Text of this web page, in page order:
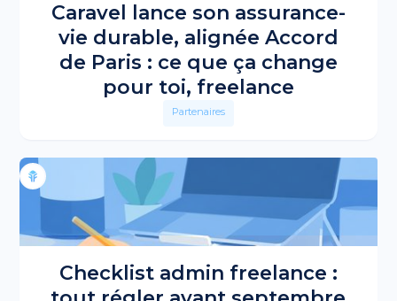
Caravel lance son assurance-
vie durable, alignée Accord
de Paris : ce que ça change
pour toi, freelance
Partenaires
Checklist admin freelance :